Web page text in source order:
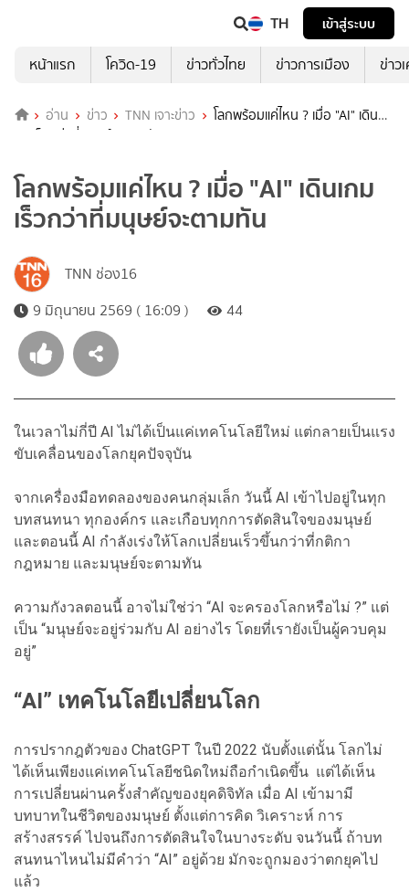
TH
เข้าสู่ระบบ
หน้าแรก
โควิด-19 ข่าวทั่วไทย ข่าวการเมือง ข่าว
อ่าน ข่าว TNN เจาะข่าว
โลกพร้อมแค่ไหน ? เมื่อ "AI" เดิน
เกมเร็วกว่าที่มนุษย์จะตามทัน
โลกพร้อมแค่ไหน ? เมื่อ "AI" เดินเกม
เร็วกว่าที่มนุษย์จะตามทัน
TNN ช่อง16
9 มิถุนายน 2569 ( 16:09 )
44
ในเวลาไม่กี่ปี AI ไม่ได้เป็นแค่เทคโนโลยีใหม่ แต่กลายเป็นแรง
ขับเคลื่อนของโลกยุคปัจจุบัน
จากเครื่องมือทดลองของคนกลุ่มเล็ก วันนี้ AI เข้าไปอยู่ในทุก
บทสนทนา ทุกองค์กร และเกือบทุกการตัดสินใจของมนุษย์
และตอนนี้ AI กำลังเร่งให้โลกเปลี่ยนเร็วขึ้นกว่าที่กติกา
กฎหมาย และมนุษย์จะตามทัน
ความกังวลตอนนี้ อาจไม่ใช่ว่า “AI จะครองโลกหรือไม่ ?” แต่
เป็น “มนุษย์จะอยู่ร่วมกับ AI อย่างไร โดยที่เรายังเป็นผู้ควบคุม
อยู่”
“AI” เทคโนโลยีเปลี่ยนโลก
การปรากฎตัวของ ChatGPT ในปี 2022 นับตั้งแต่นั้น โลกไม่
ได้เห็นเพียงแค่เทคโนโลยีชนิดใหม่ถือกำเนิดขึ้น แต่ได้เห็น
การเปลี่ยนผ่านครั้งสำคัญของยุคดิจิทัล เมื่อ AI เข้ามามี
บทบาทในชีวิตของมนุษย์ ตั้งแต่การคิด วิเคราะห์ การ
สร้างสรรค์ ไปจนถึงการตัดสินใจในบางระดับ จนวันนี้ ถ้าบท
สนทนาไหนไม่มีคำว่า “AI” อยู่ด้วย มักจะถูกมองว่าตกยุคไป
แล้ว